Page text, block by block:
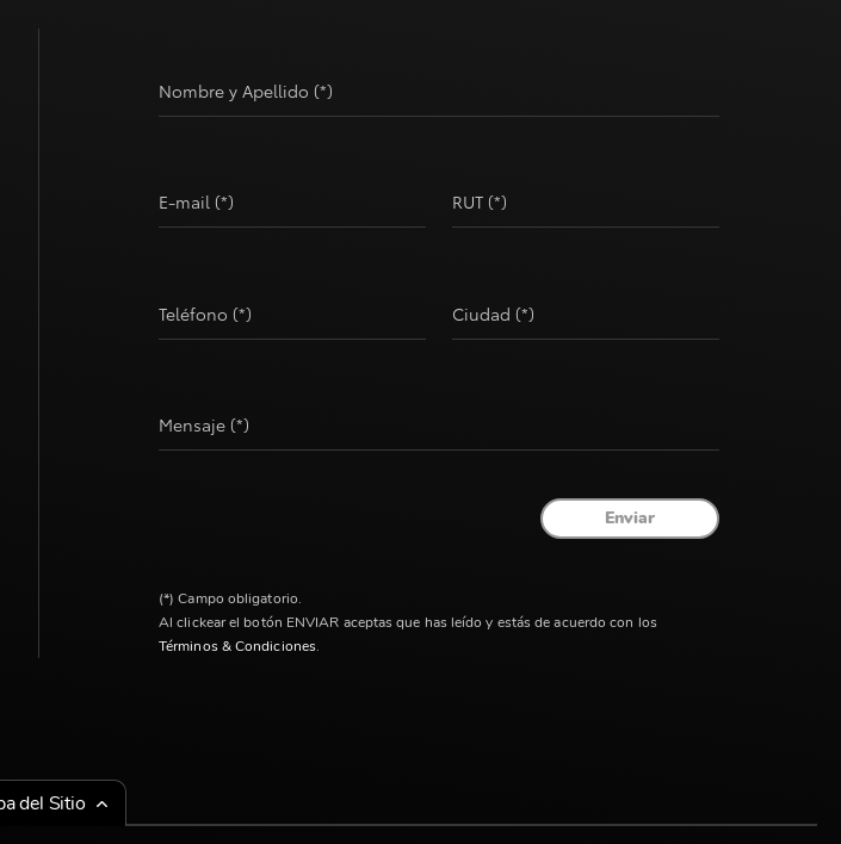
Nombre y Apellido (*)
E-mail (*) RUT (*)
Teléfono (*) Ciudad (*)
Mensaje (*)
Enviar
(*) Campo obligatorio.
Al clickear el botón ENVIAR aceptas que has leído y estás de acuerdo con los
Términos & Condiciones.
del Sitio